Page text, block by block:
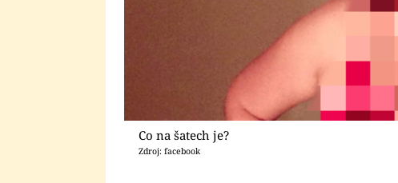
Co na šatech je?
Zdroj: facebook